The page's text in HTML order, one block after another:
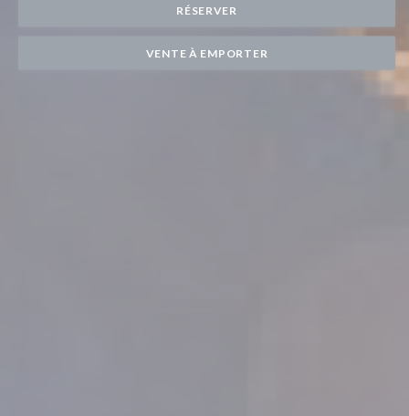
RÉSERVER
VENTE À EMPORTER